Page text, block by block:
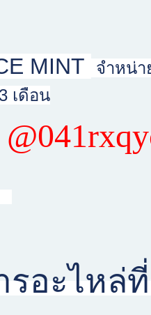
MINT
จำหน่า
เดือน
อะไหล่